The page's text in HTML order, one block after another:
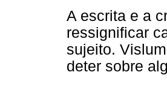
A escrita e a
ressignificar
sujeito.
deter sobre